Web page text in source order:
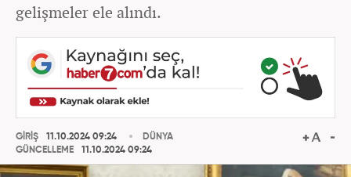
gelişmeler ele alındı.
GİRİŞ
11.10.2024 09:24
GÜNCELLEME
11.10.2024 09:24
DÜNYA